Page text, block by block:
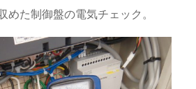
めた制御盤の電気チェック。